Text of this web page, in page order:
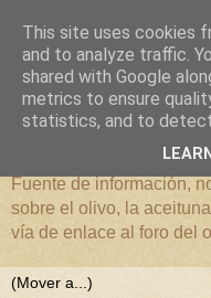
El mundo
Fuente de información,
sobre el olivo, la
vía de enlace al foro del
This site uses cookies
and to analyze traffic.
shared with Google
metrics to ensure
statistics, and to detect